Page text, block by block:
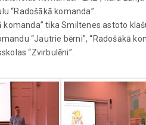
“Radošākā komanda”.
komanda” tika Smiltenes astoto
“Jautrie bērni”, “Radošākā
“Zvirbulēni”.